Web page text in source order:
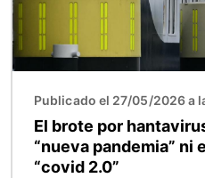
Publicado el 27/05/2026 a
El brote por
“nueva pandemia” ni
“covid 2.0”